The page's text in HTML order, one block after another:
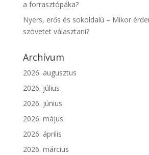
a forrasztópáka?
Nyers, erős és sokoldalú – Mikor
szövetet választani?
Archívum
2026. augusztus
2026. július
2026. június
2026. május
2026. április
2026. március